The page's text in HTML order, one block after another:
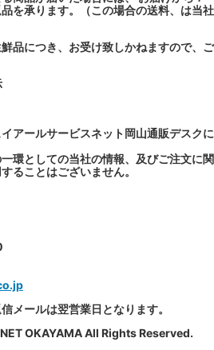
を承ります。（この場合の送料、は当社
品につき、お受け致しかねますので、ご
アールサービスネット岡山通販デスクに
環としての当社の情報、及びご注文に関
ることはございません。
メールは翌営業日となります。
OKAYAMA All Rights Reserved.